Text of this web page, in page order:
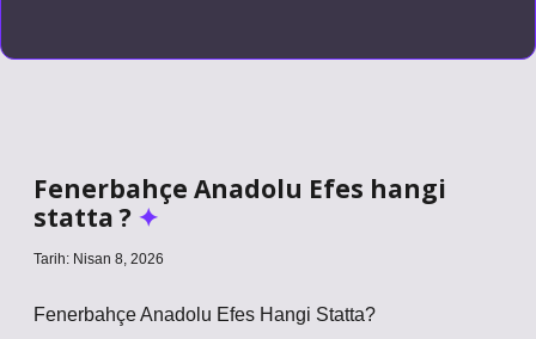
Fenerbahçe Anadolu Efes hangi
statta ?
Tarih: Nisan 8, 2026
Fenerbahçe Anadolu Efes Hangi Statta?